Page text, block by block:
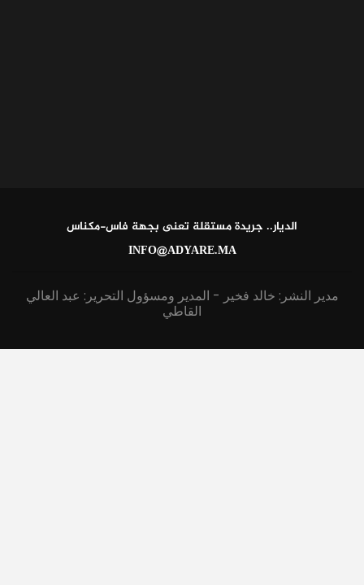
الديار.. جريدة مستقلة تعنى بجهة فاس-مكناس
INFO@ADYARE.MA
مدير النشر: خالد فخير - المدير ومسؤول التحرير: عبد العالي
القاطي